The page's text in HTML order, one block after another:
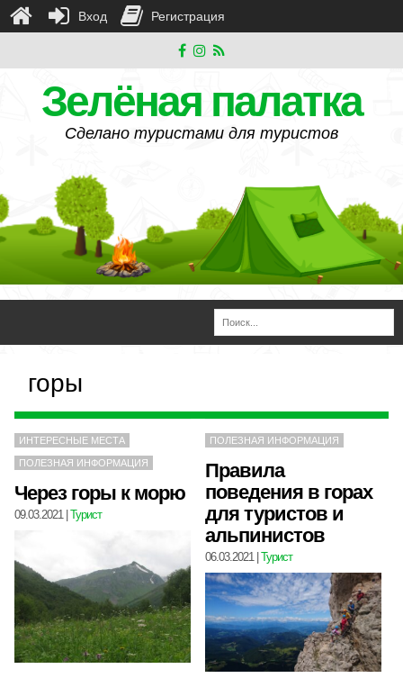
Зелёная палатка
Сделано туристами для туристов
горы
ИНТЕРЕСНЫЕ МЕСТА
ПОЛЕЗНАЯ ИНФОРМАЦИЯ
Через горы к морю
09.03.2021| Турист
ПОЛЕЗНАЯ ИНФОРМАЦИЯ
Правила
поведения в горах
для туристов и
альпинистов
06.03.2021|Турист
Вход Регистрация